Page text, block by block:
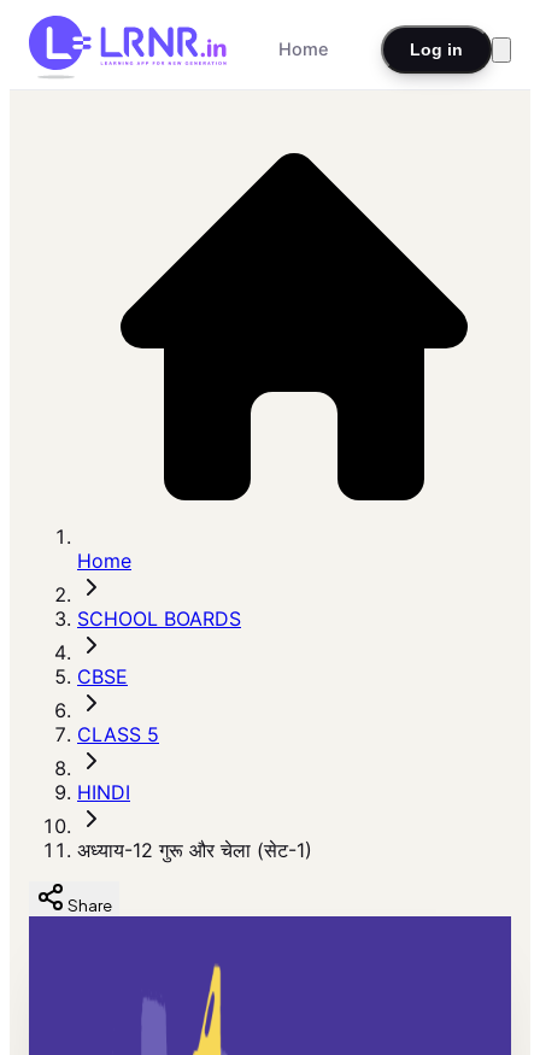
Home Log in
Home
SCHOOL BOARDS
CBSE
CLASS 5
HINDI
अध्याय-12 गुरू और चेला (सेट-1)
Share